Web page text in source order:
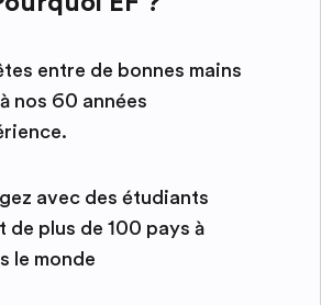
entre de bonnes mains
nos 60 années
avec des étudiants
de plus de 100 pays à
le monde